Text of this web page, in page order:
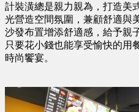
計裝潢總是親力親為，打造美
光營造空間氛圍，兼顧舒適與
沙發布置增添舒適感，給予親
只要花小錢也能享受愉快的用
時尚饗宴。